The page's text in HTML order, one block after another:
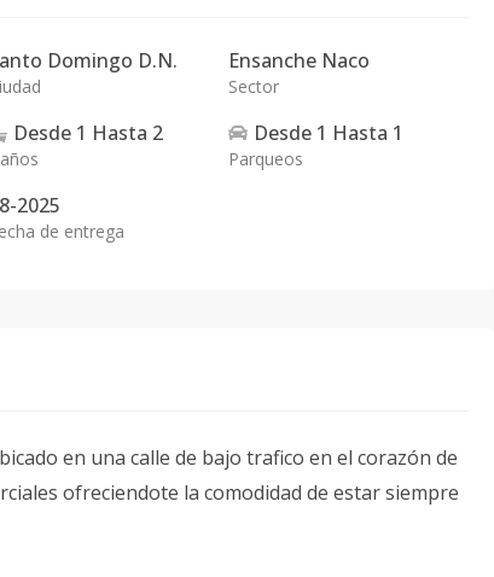
Domingo D.N. Ensanche Naco
Sector
Desde 1 Hasta 2 Desde 1 Hasta 1
Parqueos
2025
de entrega
en una calle de bajo trafico en el corazón de
ofreciendote la comodidad de estar siempre